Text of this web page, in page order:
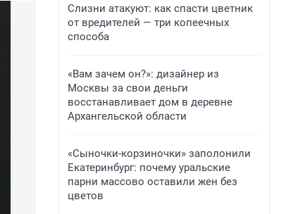
Слизни атакуют: как спасти цветник
от вредителей — три копеечных
способа
«Вам зачем он?»: дизайнер из
Москвы за свои деньги
восстанавливает дом в деревне
Архангельской области
«Сыночки-корзиночки» заполонили
Екатеринбург: почему уральские
парни массово оставили жен без
цветов